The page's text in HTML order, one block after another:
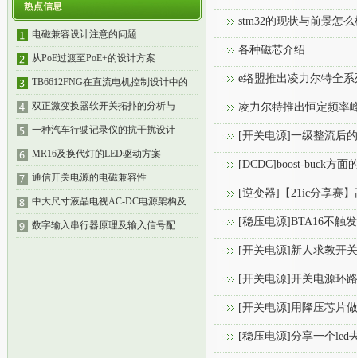
热点信息
电磁兼容设计注意的问题
从PoE过渡至PoE+的设计方案
TB6612FNG在直流电机控制设计中的
双正激变换器软开关拓扑的分析与
一种汽车行驶记录仪的抗干扰设计
MR16及换代灯的LED驱动方案
通信开关电源的电磁兼容性
中大尺寸液晶电视AC-DC电源架构及
数字输入串行器原理及输入信号配
stm32的现状与前景怎
各种磁芯介绍
e络盟推出凌力尔特全
凌力尔特推出恒定频率
[开关电源]一级整流后
[DCDC]boost-buck方面
[逆变器]【21ic分享赛
[稳压电源]BTA16不触发
[开关电源]新人求教开
[开关电源]开关电源环
[开关电源]用降压芯片
[稳压电源]分享一个led